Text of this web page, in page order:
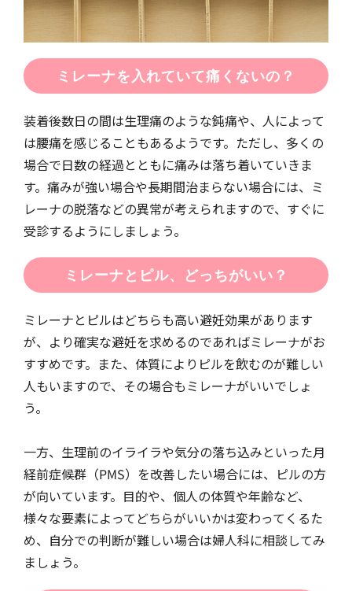
ミレーナを入れていて痛くないの？
装着後数日の間は生理痛のような鈍痛や、人によって
は腰痛を感じることもあるようです。ただし、多くの
場合で日数の経過とともに痛みは落ち着いていきま
す。痛みが強い場合や長期間治まらない場合には、ミ
レーナの脱落などの異常が考えられますので、すぐに
受診するようにしましょう。
ミレーナとピル、どっちがいい？
ミレーナとピルはどちらも高い避妊効果があります
が、より確実な避妊を求めるのであればミレーナがお
すすめです。また、体質によりピルを飲むのが難しい
人もいますので、その場合もミレーナがいいでしょ
う。
一方、生理前のイライラや気分の落ち込みといった月
経前症候群（PMS）を改善したい場合には、ピルの方
が向いています。目的や、個人の体質や年齢など、
様々な要素によってどちらがいいかは変わってくるた
め、自分での判断が難しい場合は婦人科に相談してみ
ましょう。